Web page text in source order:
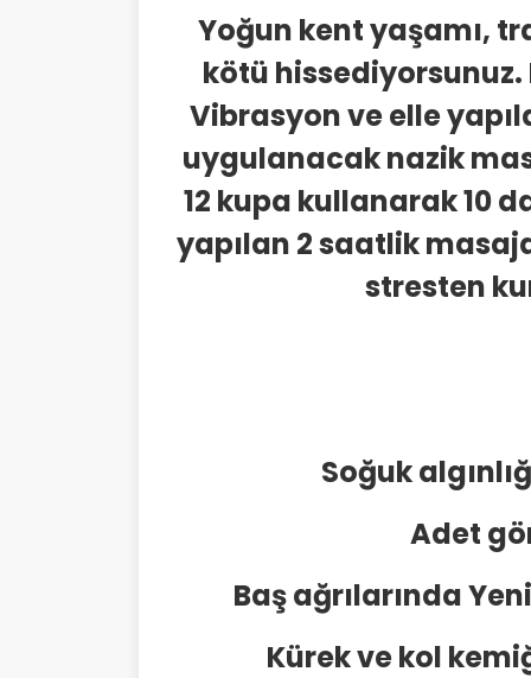
Yoğun kent yaşamı,
kötü
Vibrasyon ve elle
uygulanacak nazik
12 kupa kullanarak 10
yapılan 2 saatlik
stresten
Soğuk
Adet
Baş ağrılarında
Kürek ve kol